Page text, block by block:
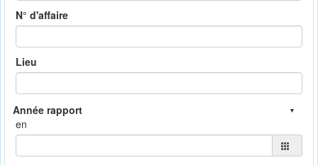
N° d'affaire
Lieu
en